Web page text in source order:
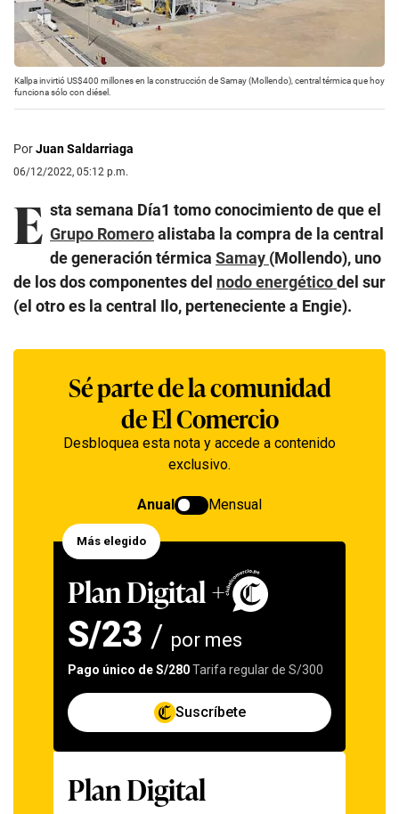
Kallpa invirtió US$400 millones en la construcción de Samay (Mollendo), central térmica que hoy
funciona sólo con diésel.
PorJuan Saldarriaga
06/12/2022, 05:12 p.m.
E sta semana Día1 tomo conocimiento de que el
Grupo Romeroalistaba la compra de la central
de generación térmica Samay (Mollendo), uno
de los dos componentes del nodo energéticodel sur
(el otro es la central Ilo, perteneciente a Engie).